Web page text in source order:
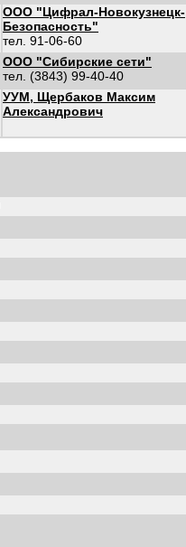
ООО "Цифрал-Новокузнецк-
Безопасность"
тел. 91-06-60
ООО "Сибирские сети"
тел. (3843) 99-40-40
УУМ, Щербаков Максим
Александрович